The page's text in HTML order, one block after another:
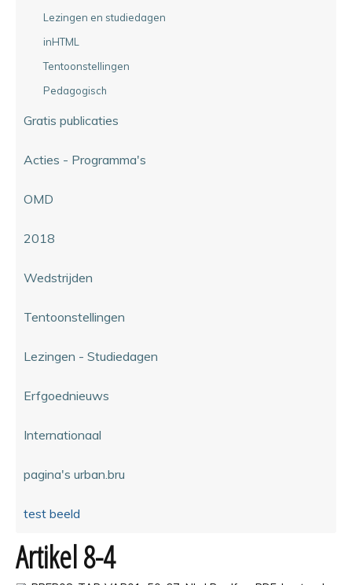
Lezingen en studiedagen
inHTML
Tentoonstellingen
Pedagogisch
Gratis publicaties
Acties - Programma's
OMD
2018
Wedstrijden
Tentoonstellingen
Lezingen - Studiedagen
Erfgoednieuws
Internationaal
pagina's urban.bru
test beeld
Artikel 8-4